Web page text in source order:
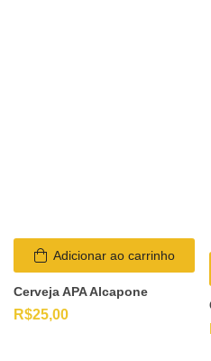
Adicionar ao carrinho
Cerveja APA Alcapone
R$25,00